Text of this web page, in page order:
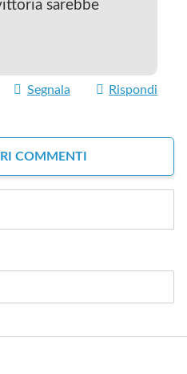
sarebbe
Segnala Rispondi
COMMENTI